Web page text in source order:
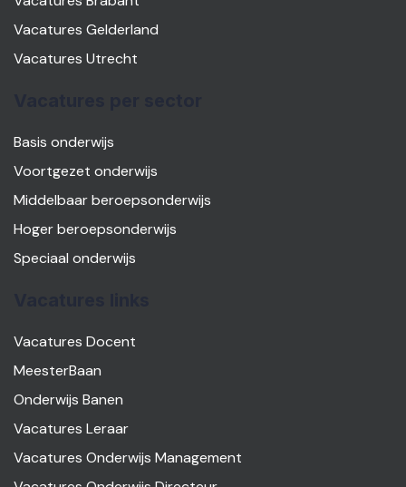
Vacatures Gelderland
Vacatures Utrecht
Basis onderwijs
Voortgezet onderwijs
Middelbaar beroepsonderwijs
Hoger beroepsonderwijs
Speciaal onderwijs
Vacatures Docent
MeesterBaan
Onderwijs Banen
Vacatures Leraar
Vacatures Onderwijs Management